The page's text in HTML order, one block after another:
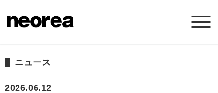
ニュース
ニュース
2026.06.12